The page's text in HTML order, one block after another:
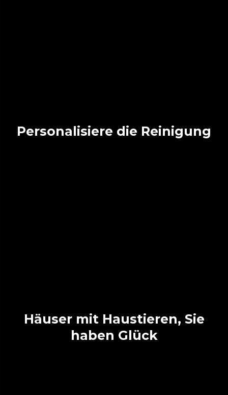
Personalisiere die Reinigung
Häuser mit Haustieren, Sie
haben Glück